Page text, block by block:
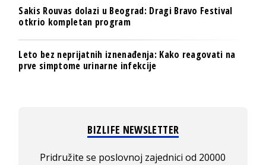
Sakis Rouvas dolazi u Beograd: Dragi Bravo Festival
otkrio kompletan program
Leto bez neprijatnih iznenađenja: Kako reagovati na
prve simptome urinarne infekcije
BIZLIFE NEWSLETTER
Pridružite se poslovnoj zajednici od 20000